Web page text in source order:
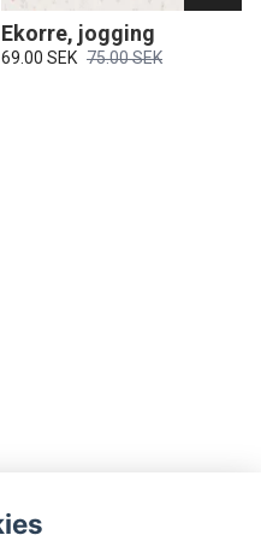
Ekorre, jogging
69.00 SEK 75.00 SEK